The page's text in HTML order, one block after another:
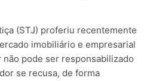
(STJ) proferiu recentemente
imobiliário e empresarial
pode ser responsabilizado
se recusa, de forma